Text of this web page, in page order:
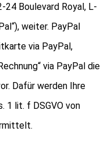
24 Boulevard Royal, L-
weiter. PayPal
via PayPal,
via PayPal die
Dafür werden Ihre
1 lit. f DSGVO von